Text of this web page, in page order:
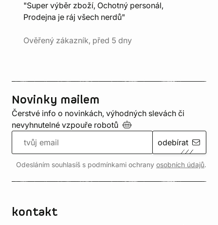
"Super výběr zboží, Ochotný personál,
Prodejna je ráj všech nerdů"
Ověřený zákazník, před 5 dny
Novinky mailem
Čerstvé info o novinkách, výhodných slevách či
nevyhnutelné vzpouře robotů
odebírat
Odesláním souhlasíš s podmínkami ochrany osobních údajů.
kontakt